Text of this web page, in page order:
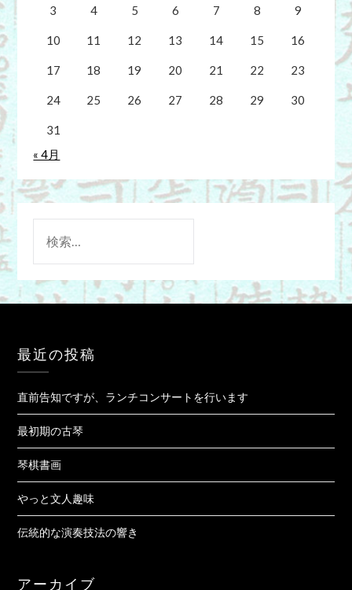
3 4 5 6 7 8 9
10 11 12 13 14 15 16
17 18 19 20 21 22 23
24 25 26 27 28 29 30
31
« 4月
索:
最近の投稿
直前告知ですが、ランチコンサートを行います
最初期の古琴
琴棋書画
やっと文人趣味
伝統的な演奏技法の響き
アーカイブ